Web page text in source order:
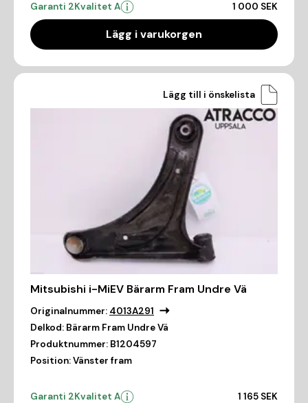
Garanti 2Kvalitet A 1 000 SEK
Lägg i varukorgen
Lägg till i önskelista
Mitsubishi i-MiEV Bärarm Fram Undre Vä
Originalnummer: 4013A291
Delkod: Bärarm Fram Undre Vä
Produktnummer: B1204597
Position:Vänster fram
Garanti 2Kvalitet A 1 165 SEK